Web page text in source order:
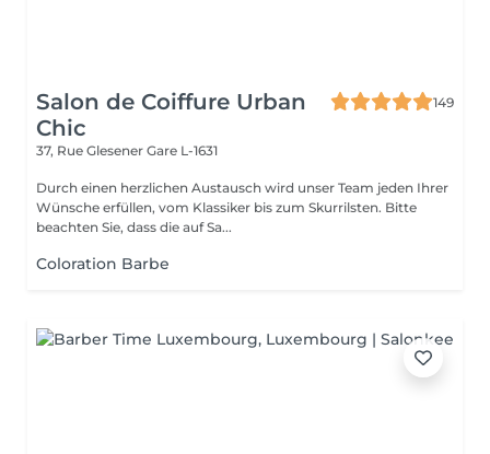
Salon de Coiffure Urban
Chic
149
37, Rue Glesener Gare L-1631
Durch einen herzlichen Austausch wird unser Team jeden Ihrer
Wünsche erfüllen, vom Klassiker bis zum Skurrilsten. Bitte
beachten Sie, dass die auf Sa...
Coloration Barbe